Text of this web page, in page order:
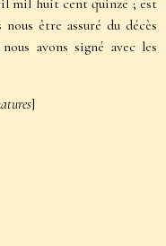
être assuré du décès
avons signé avec les
]